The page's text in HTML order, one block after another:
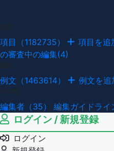
項目（1182735） 項目を追
の審査中の編集(4)
例文（1463614） 例文を追
編集者（35） 編集ガイドライ
ログイン / 新規登録
ログイン